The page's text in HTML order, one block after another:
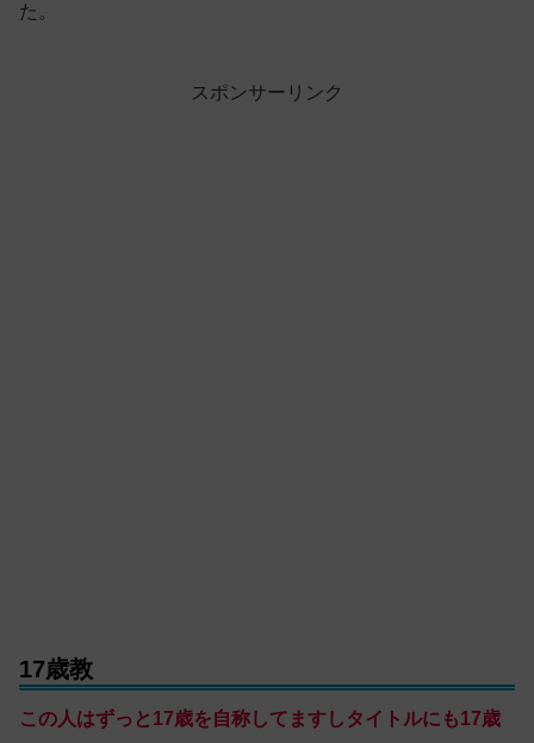
た。
スポンサーリンク
17歳教
この人はずっと17歳を自称してますしタイトルにも17歳